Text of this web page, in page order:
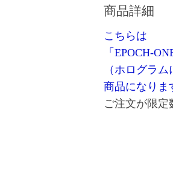
商品詳細
こちらは
「EPOCH-
（ホログラ
商品になりま
ご注文が限定